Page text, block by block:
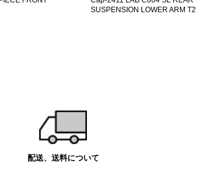
SUSPENSION LOWER ARM T2
配送、送料について